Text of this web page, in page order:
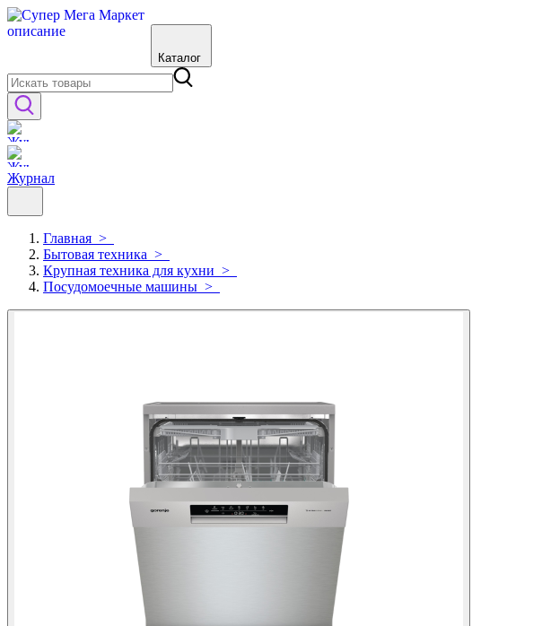
Каталог
Журнал
Главная >
Бытовая техника >
Крупная техника для кухни >
Посудомоечные машины >